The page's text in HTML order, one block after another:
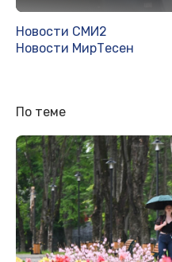
Новости СМИ2
Новости МирТесен
По теме